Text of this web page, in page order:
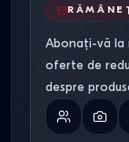
Abonați-vă la
oferte de
despre